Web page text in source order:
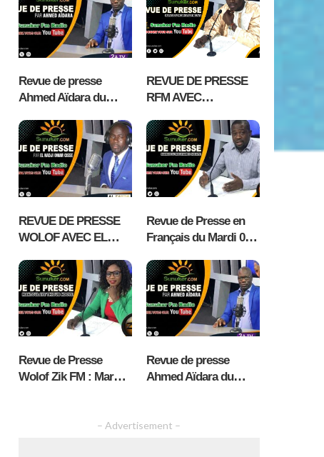
CISSE RADIO
ALFAYDA FM
KAOLACK
Thioub Ndoye
Revue de presse
Ahmed Aïdara du
REVUE DE PRESSE
RFM AVEC
MOUHAMED NDIAYE
– 5 AOÛT 2026
REVUE DE PRESSE
WOLOF AVEC EL
MARDI 04 AOÛT 2026
RADIO ALFAYDA FM
KAOLACK
Revue de Presse en
Français du Mardi 04
Fabrice Nguema
Revue de Presse
Wolof Zik FM : Mardi
Revue de presse
Ahmed Aïdara du
– Advertisement –